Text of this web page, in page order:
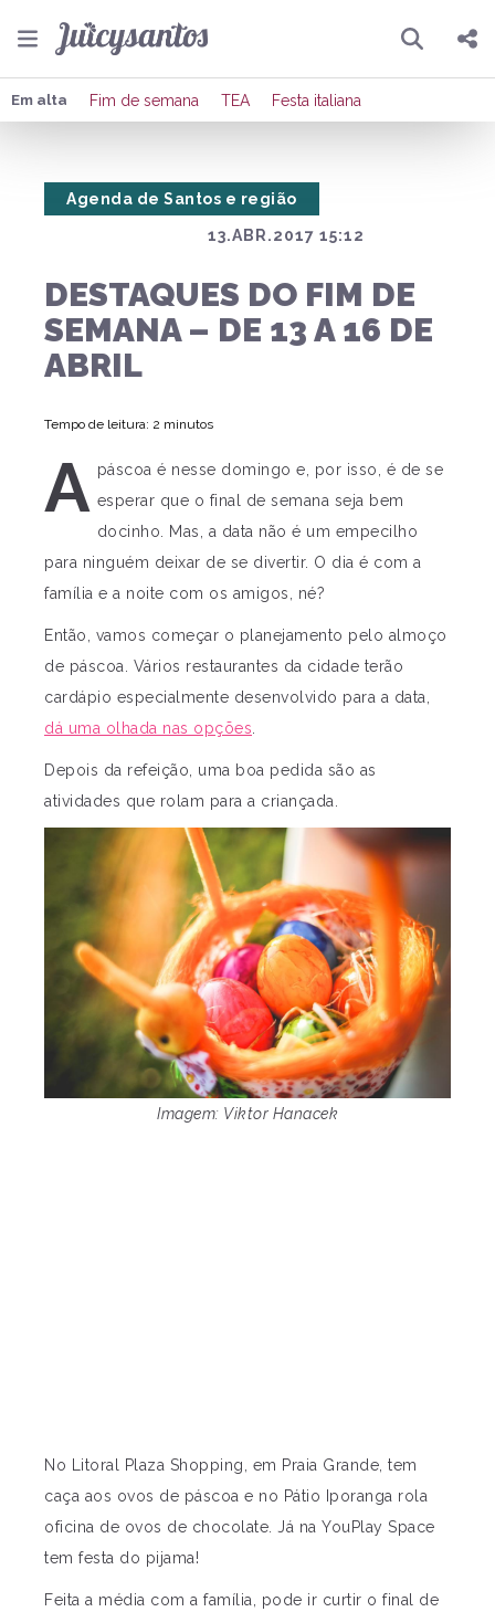
Pesquisar
Compartilhar
Publicar no X
Em alta Fim de semana TEA Festa italiana
13.ABR.2017 15:12
Agenda de Santos e região
DESTAQUES DO FIM DE
SEMANA – DE 13 A 16 DE
ABRIL
Tempo de leitura: 2 minutos
A páscoa é nesse domingo e, por isso, é de se
esperar que o final de semana seja bem
docinho. Mas, a data não é um empecilho
para ninguém deixar de se divertir. O dia é com a
família e a noite com os amigos, né?
Então, vamos começar o planejamento pelo almoço
de páscoa. Vários restaurantes da cidade terão
cardápio especialmente desenvolvido para a data,
dá uma olhada nas opções
Depois da refeição, uma boa pedida são as
atividades que rolam para a criançada.
Imagem: Viktor Hanacek
No Litoral Plaza Shopping, em Praia Grande, tem
caça aos ovos de páscoa e no Pátio Iporanga rola
oficina de ovos de chocolate. Já na YouPlay Space
tem festa do pijama!
Feita a média com a família, pode ir curtir o final de